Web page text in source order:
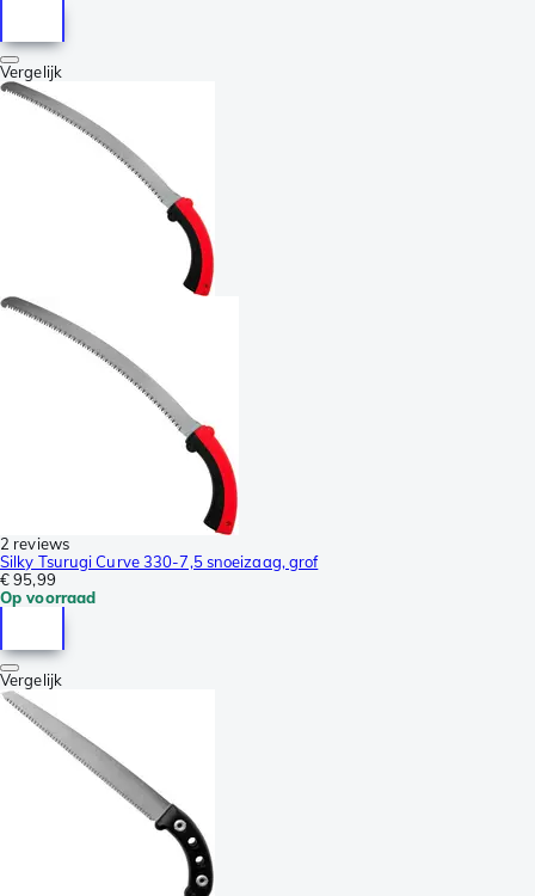
Vergelijk
2 reviews
Silky Tsurugi Curve 330-7,5 snoeizaag, grof
€ 95,99
Op voorraad
Vergelijk